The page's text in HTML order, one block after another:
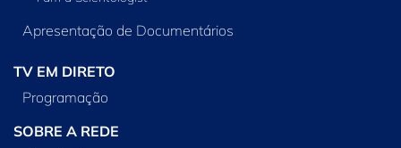
Apresentação de Documentários
TV EM DIRETO
Programação
SOBRE A REDE